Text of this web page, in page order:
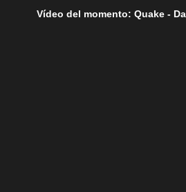
Vídeo del momento: Quake -